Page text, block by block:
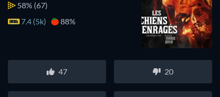
58% (67)
7.4 (5k)
88%
47 20